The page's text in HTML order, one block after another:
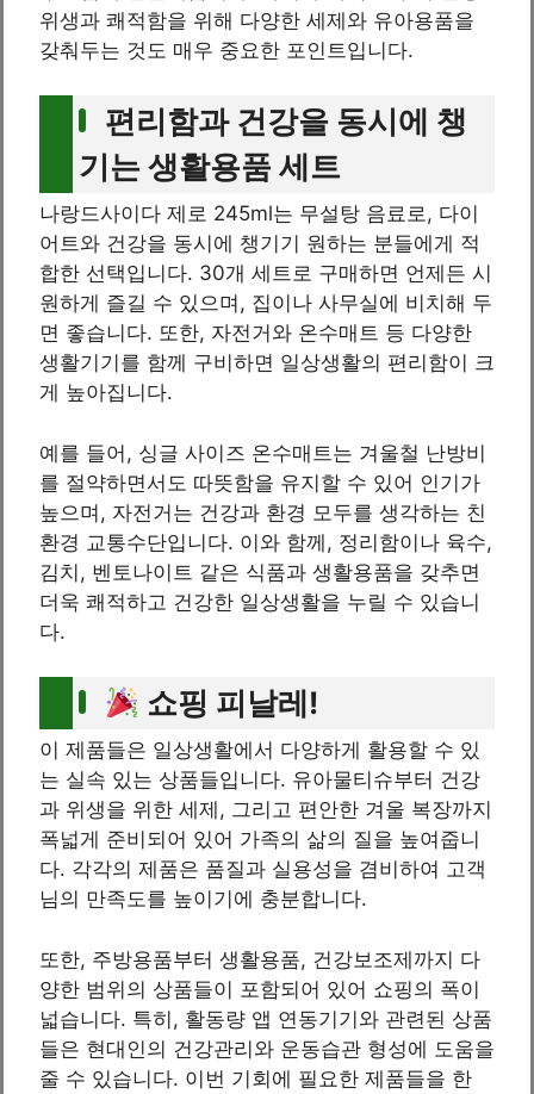
위생과 쾌적함을 위해 다양한 세제와 유아용품을
갖춰두는 것도 매우 중요한 포인트입니다.
편리함과 건강을 동시에 챙
기는 생활용품 세트
나랑드사이다 제로 245ml는 무설탕 음료로, 다이
어트와 건강을 동시에 챙기기 원하는 분들에게 적
합한 선택입니다. 30개 세트로 구매하면 언제든 시
원하게 즐길 수 있으며, 집이나 사무실에 비치해 두
면 좋습니다. 또한, 자전거와 온수매트 등 다양한
생활기기를 함께 구비하면 일상생활의 편리함이 크
게 높아집니다.
예를 들어, 싱글 사이즈 온수매트는 겨울철 난방비
를 절약하면서도 따뜻함을 유지할 수 있어 인기가
높으며, 자전거는 건강과 환경 모두를 생각하는 친
환경 교통수단입니다. 이와 함께, 정리함이나 육수,
김치, 벤토나이트 같은 식품과 생활용품을 갖추면
더욱 쾌적하고 건강한 일상생활을 누릴 수 있습니
다.
쇼핑 피날레!
이 제품들은 일상생활에서 다양하게 활용할 수 있
는 실속 있는 상품들입니다. 유아물티슈부터 건강
과 위생을 위한 세제, 그리고 편안한 겨울 복장까지
폭넓게 준비되어 있어 가족의 삶의 질을 높여줍니
다. 각각의 제품은 품질과 실용성을 겸비하여 고객
님의 만족도를 높이기에 충분합니다.
또한, 주방용품부터 생활용품, 건강보조제까지 다
양한 범위의 상품들이 포함되어 있어 쇼핑의 폭이
넓습니다. 특히, 활동량 앱 연동기기와 관련된 상품
들은 현대인의 건강관리와 운동습관 형성에 도움을
줄 수 있습니다. 이번 기회에 필요한 제품들을 한